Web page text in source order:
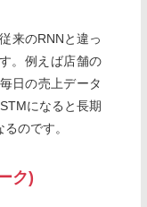
来のRNNと違っ
。例えば店舗の
日の売上データ
になると長期
のです。
ク)